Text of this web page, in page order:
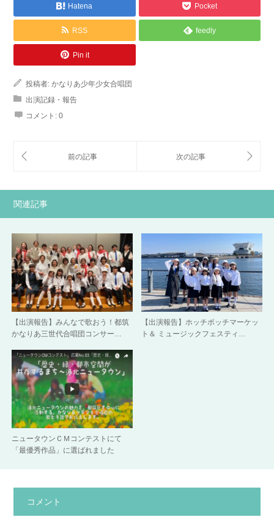
Hatena Pocket
RSS feedly
Pin it
投稿者: かなりあ少年少女合唱団
出演記録・報告
コメント: 0
関連記事
【出演報告】みんなで歌おう！都筑
かなりあ三世代合唱団コンサー…
【出演報告】ホッチポッチマーケッ
ト＆ ミュージックフェスティ…
ニュータウンＣＭコンテストにて
「最優秀作品」に選ばれました
コメント